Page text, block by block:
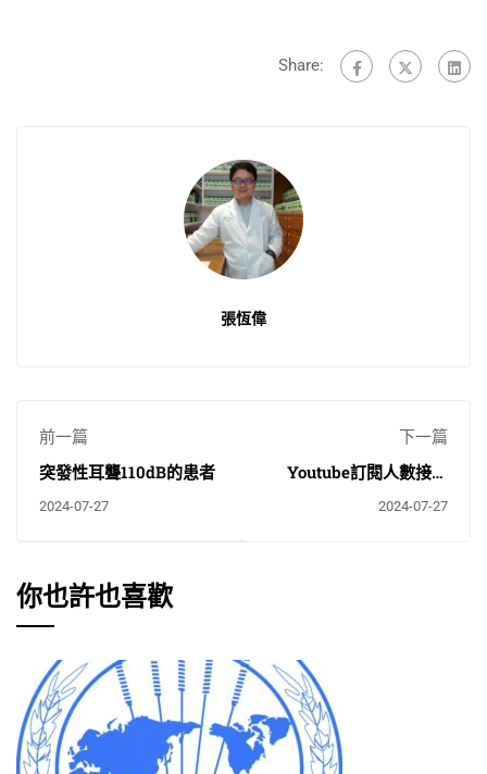
Share:
張恆偉
前一篇
突發性耳聾110dB的患者
2024-07-27
下一篇
Youtube訂閱人數接近
2024-07-27
你也許也喜歡